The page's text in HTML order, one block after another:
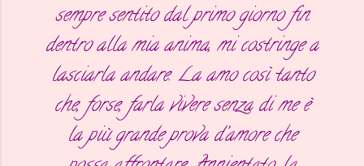
sempre sentito dal primo giorno fin
dentro alla mia anima, mi costringe a
lasciarla andare. La amo così tanto
che, forse, farla vivere senza di me è
la più grande prova d’amore che